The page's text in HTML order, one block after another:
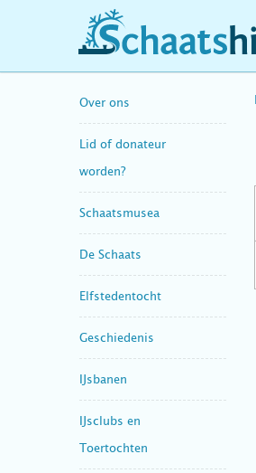
schaatshistorie.nl
Over ons
Lid of donateur
worden?
Schaatsmusea
De Schaats
Elfstedentocht
Geschiedenis
IJsbanen
IJsclubs en
Toertochten